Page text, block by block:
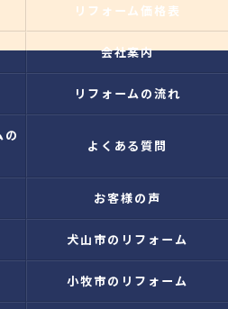
リフォーム価格表
会社案内
リフォームの流れ
の
よくある質問
お客様の声
犬山市のリフォーム
小牧市のリフォーム